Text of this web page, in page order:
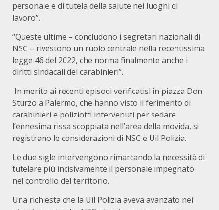
personale e di tutela della salute nei luoghi di
lavoro”.
“Queste ultime – concludono i segretari nazionali di
NSC – rivestono un ruolo centrale nella recentissima
legge 46 del 2022, che norma finalmente anche i
diritti sindacali dei carabinieri”.
In merito ai recenti episodi verificatisi in piazza Don
Sturzo a Palermo, che hanno visto il ferimento di
carabinieri e poliziotti intervenuti per sedare
l’ennesima rissa scoppiata nell’area della movida, si
registrano le considerazioni di NSC e Uil Polizia.
Le due sigle intervengono rimarcando la necessità di
tutelare più incisivamente il personale impegnato
nel controllo del territorio.
Una richiesta che la Uil Polizia aveva avanzato nei